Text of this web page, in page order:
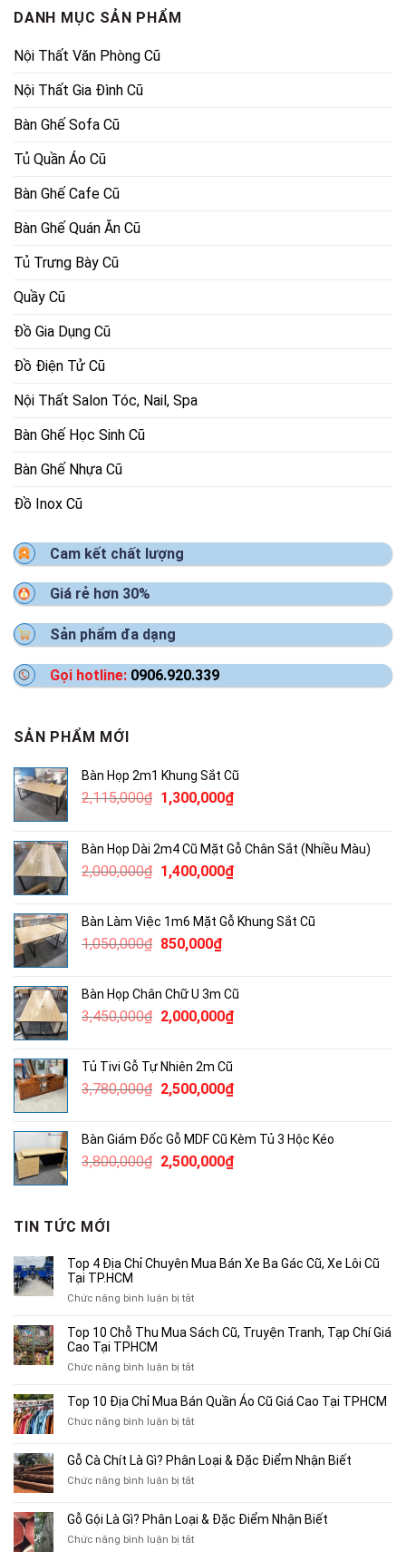
DANH MỤC SẢN PHẨM
Nội Thất Văn Phòng Cũ
Nội Thất Gia Đình Cũ
Bàn Ghế Sofa Cũ
Tủ Quần Áo Cũ
Bàn Ghế Cafe Cũ
Bàn Ghế Quán Ăn Cũ
Tủ Trưng Bày Cũ
Quầy Cũ
Đồ Gia Dụng Cũ
Đồ Điện Tử Cũ
Nội Thất Salon Tóc, Nail, Spa
Bàn Ghế Học Sinh Cũ
Bàn Ghế Nhựa Cũ
Đồ Inox Cũ
Cam kết chất lượng
Giá rẻ hơn 30%
Sản phẩm đa dạng
Gọi hotline: 0906.920.339
SẢN PHẨM MỚI
Bàn Họp 2m1 Khung Sắt Cũ
2,115,000₫ Giá
2,115,000₫.
1,300,000₫Giá
là:
1,300,000₫.
Bàn Họp Dài 2m4 Cũ Mặt Gỗ Chân Sắt (Nhiều Màu)
2,000,000₫ Giá
2,000,000₫.
1,400,000₫Giá
là:
Bàn Làm Việc 1m6 Mặt Gỗ Khung Sắt Cũ
1,050,000₫ Giá
1,050,000₫.
850,000₫Giá
là:
850,000₫.
Bàn Họp Chân Chữ U 3m Cũ
3,450,000₫ Giá
3,450,000₫.
2,000,000₫Giá
2,000,000₫.
Tủ Tivi Gỗ Tự Nhiên 2m Cũ
3,780,000₫ Giá
3,780,000₫.
2,500,000₫Giá
là:
2,500,000₫.
Bàn Giám Đốc Gỗ MDF Cũ Kèm Tủ 3 Hộc Kéo
3,800,000₫ Giá
2,500,000₫Giá
TIN TỨC MỚI
Top 4 Địa Chỉ Chuyên Mua Bán Xe Ba Gác Cũ, Xe Lôi Cũ
Tại TP.HCM
Chức năng bình luận bị tắtở
4
Bán
Xe
Cũ,
Xe
Cũ
TP.HCM
Top 10 Chỗ Thu Mua Sách Cũ, Truyện Tranh, Tạp Chí Giá
Cao Tại TPHCM
Chức năng bình luận bị tắtở
10
Thu
Sách
Tạp
Chí
Top 10 Địa Chỉ Mua Bán Quần Áo Cũ Giá Cao Tại TPHCM
Chức năng bình luận bị tắtở
Địa
Chỉ
Bán
Áo
Gỗ Cà Chít Là Gì? Phân Loại & Đặc Điểm Nhận Biết
Chức năng bình luận bị tắtở
Chít
Là
Gỗ Gội Là Gì? Phân Loại & Đặc Điểm Nhận Biết
Chức năng bình luận bị tắtở